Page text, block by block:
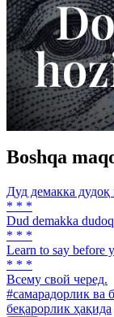
Boshqa
Дуд демакка
* * *
Dud demakka
* * *
Learn to say before
* * *
Всему свой черед.
#самарадорлик ва
беқарорлик ҳақида